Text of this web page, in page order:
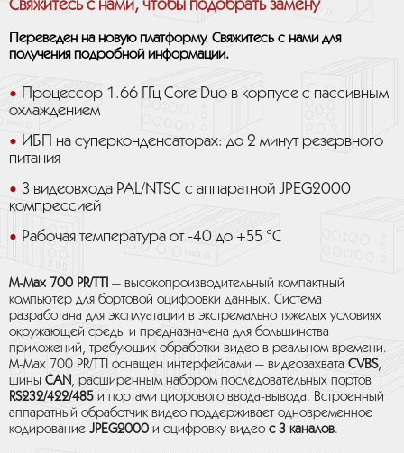
Свяжитесь с нами, чтобы подобрать замену
Переведен на новую платформу. Свяжитесь с нами для
получения подробной информации.
Процессор 1.66 ГГц Core Duo в корпусе с пассивным
охлаждением
ИБП на суперконденсаторах: до 2 минут резервного
питания
3 видеовхода PAL/NTSC с аппаратной JPEG2000
компрессией
Рабочая температура от -40 до +55 °C
M-Max 700 PR/TTI
— высокопроизводительный компактный
компьютер для бортовой оцифровки данных. Система
разработана для эксплуатации в экстремально тяжелых условиях
окружающей среды и предназначена для большинства
приложений, требующих обработки видео в реальном времени.
M-Max 700 PR/TTI оснащен интерфейсами — видеозахвата CVBS,
шины CAN, расширенным набором последовательных портов
RS232/422/485 и портами цифрового ввода-вывода. Встроенный
аппаратный обработчик видео поддерживает одновременное
кодирование JPEG2000 и оцифровку видео с 3 каналов.